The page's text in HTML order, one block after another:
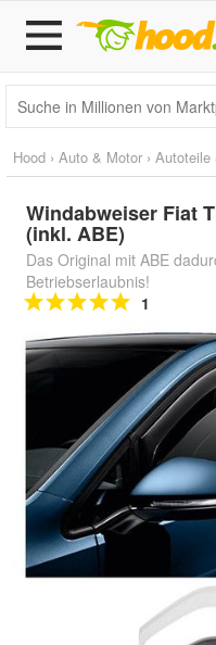
Hood › Auto & Motor › Autoteile
Windabweiser Fiat
(inkl. ABE)
Das Original mit ABE
Betriebserlaubnis!
1